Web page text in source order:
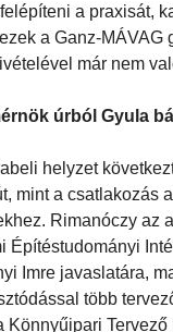
a praxisát,
a Ganz-MÁVAG
már nem
úrból Gyula
helyzet
mint a csatlakozás
Rimanóczy az
Építéstudományi
Imre javaslatára,
több
Könnyűipari Tervező